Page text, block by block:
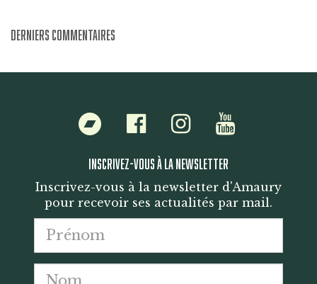
DERNIERS COMMENTAIRES
BandcampFacebookInstagram
INSCRIVEZ-VOUS À LA NEWSLETTER
Inscrivez-vous à la newsletter d'Amaury
pour recevoir ses actualités par mail.
Mail